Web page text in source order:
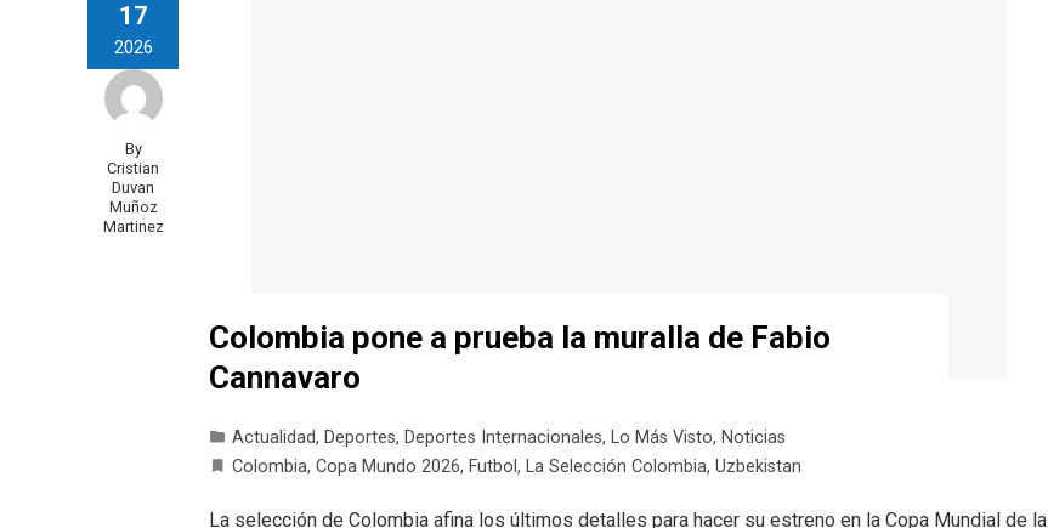
17
2026
By
Cristian
Duvan
Muñoz
Martinez
Colombia pone a prueba la muralla de Fabio
Cannavaro
Actualidad, Deportes, Deportes Internacionales, Lo Más Visto, Noticias
Colombia, Copa Mundo 2026, Futbol , La Selección Colombia, Uzbekistan
La selección de Colombia afina los últimos detalles para hacer su estreno en la Copa Mundial de la